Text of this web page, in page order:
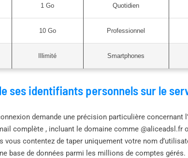
1 Go Quotidien
10 Go Professionnel
Illimité Smartphones
ses identifiants personnels sur le
demande une précision particulière concernant
complète , incluant le domaine comme @aliceadsl.fr
contentez de taper uniquement votre nom
base de données parmi les millions de comptes gérés.